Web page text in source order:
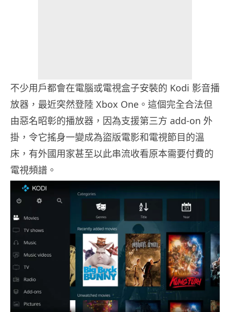
不少用戶都會在電腦或電視盒子安裝的 Kodi 影音播
放器，最近突然登陸 Xbox One。這個完全合法但
由惡名昭彰的播放器，因為支援第三方 add-on 外
掛，令它搖身一變成為盜版電影和電視節目的溫
床，有外國用家甚至以此串流收看原本需要付費的
電視頻譜。